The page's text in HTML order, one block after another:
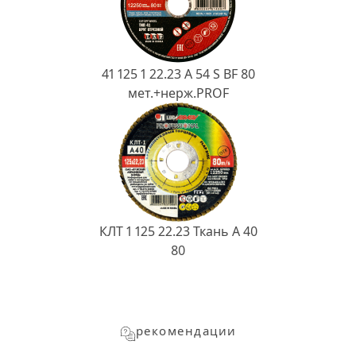
41 125 1 22.23 A 54 S BF 80
мет.+нерж.PROF
КЛТ 1 125 22.23 Ткань A 40
80
рекомендации